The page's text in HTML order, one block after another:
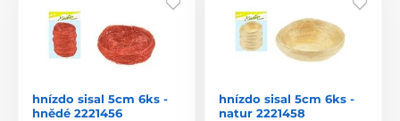
hnízdo sisal 5cm 6ks -
hnědé 2221456
hnízdo sisal 5cm 6ks -
natur 2221458